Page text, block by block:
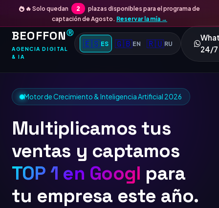
🔥 Solo quedan 2
plazas disponibles para el programa de
captación de Agosto. Reservar la mía →
BEOFFONⓇ
AGENCIA DIGITAL
& IA
🇪🇸ES 🇬🇧EN 🇷🇺RU
24/7
Motor de Crecimiento & Inteligencia Artificial 2026
Multiplicamos tus
ventas y captamos
TOP 1 en Googlepara
tu empresa este año.